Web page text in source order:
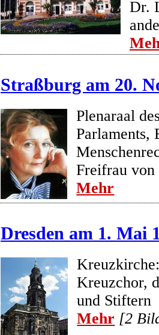
Dr.
Straßburg am 20.
Plenaraal
Parlaments,
Freifrau von
Mehr
Dresden am 1. Mai
Kreuzchor,
und Stiftern
Mehr [2